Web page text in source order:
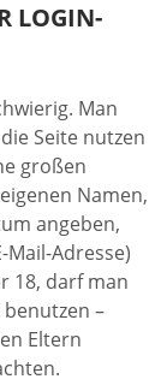
LOGIN-
Man
Seite nutzen
großen
Namen,
angeben,
Adresse)
18, darf man
–
Eltern